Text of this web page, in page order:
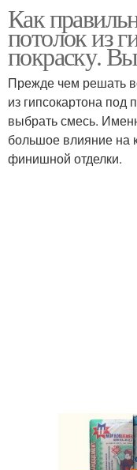
Гипсокартон под
Как
потолок из
покраску.
Прежде чем решать
из гипсокартона под
выбрать смесь.
большое влияние на
финишной отделки.